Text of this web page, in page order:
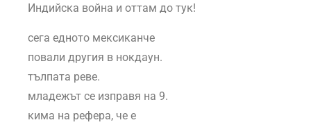
Индийска война и оттам до тук!
сега едното мексиканче
повали другия в нокдаун.
тълпата реве.
младежът се изправя на 9.
кима на рефера, че е